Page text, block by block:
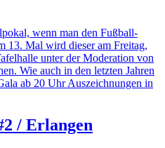
wenn man den Fußball-
13. Mal wird dieser am Freitag,
unter der Moderation von
Wie auch in den letzten Jahren
ab 20 Uhr Auszeichnungen in
/ Erlangen